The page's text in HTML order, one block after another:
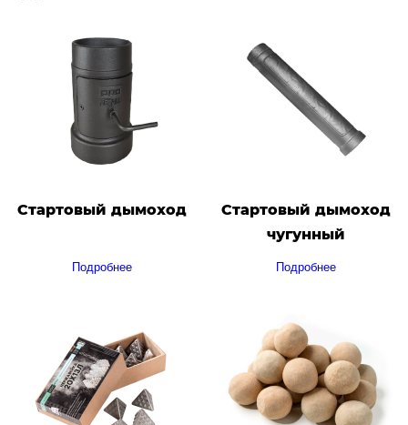
Стартовый дымоход
Подробнее
Стартовый дымоход
чугунный
Подробнее